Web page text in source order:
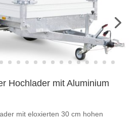
Hochlader mit Aluminium
mit eloxierten 30 cm hohen